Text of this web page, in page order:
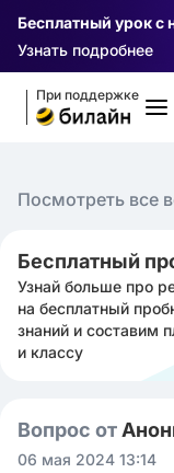
Бесплатный урок
Узнать подробнее
При поддержке
Посмотреть все
Бесплатный
Узнай больше про
на бесплатный
знаний и составим
и классу
Вопрос от
06 мая 2024 13:14